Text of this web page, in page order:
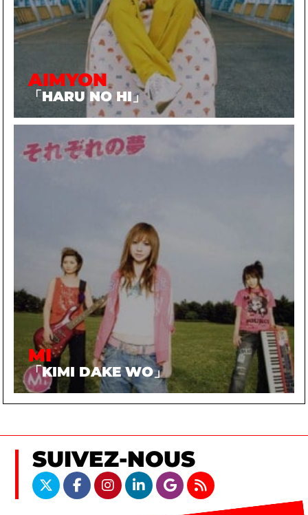
AIMYON
「HARU NO HI」
MI
「KIMI DAKE WO」
SUIVEZ-NOUS